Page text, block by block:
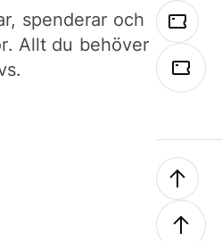
spenderar och
Allt du behöver